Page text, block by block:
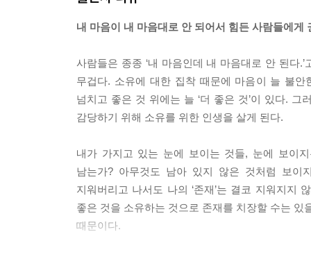
“마음은 감정이 아닌가요?”
“마음은 느낌에 가까운 것 같아요.”
“그렇다면 지금 당신의 마음상태는 어떤가요?”
“제 마음은 계란과 같아요. 조금만 거칠게 다뤄도
“제 마음은 사과와 같아요. 당장은 상큼하지만 상하
“마음은 저마다 자기가 생각하는 모습으로 존재
여주지 않는 거죠? 만일 마음이란 것이 감정일 수
마음을 정할 수 있다는 말이잖아요?”
마음이란 이렇듯 원래 자신의 마음대로 할 수 있
은 ‘내 마음이 그렇게 마음처럼 되지 않아.’라는 하
내 마음이 내 마음대로 안 되어서 힘든 사람들에게
사람들은 종종 ‘내 마음인데 내 마음대로 안 된다
무겁다. 소유에 대한 집착 때문에 마음이 늘 불
넘치고 좋은 것 위에는 늘 ‘더 좋은 것’이 있다.
감당하기 위해 소유를 위한 인생을 살게 된다.
내가 가지고 있는 눈에 보이는 것들, 눈에 보이
남는가? 아무것도 남아 있지 않은 것처럼 보이
지워버리고 나서도 나의 ‘존재’는 결코 지워지지
좋은 것을 소유하는 것으로 존재를 치장할 수는
때문이다.